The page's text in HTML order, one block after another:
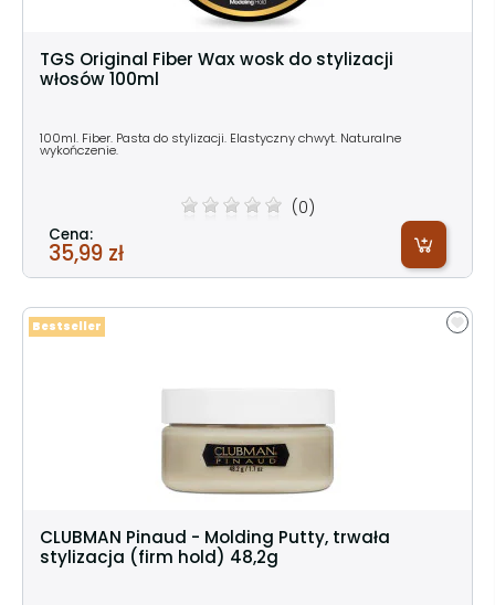
TGS Original Fiber Wax wosk do stylizacji
włosów 100ml
100ml. Fiber. Pasta do stylizacji. Elastyczny chwyt. Naturalne
wykończenie.
(0)
Cena:
35,99 zł
CLUBMAN Pinaud - Molding Putty, trwała
stylizacja (firm hold) 48,2g
Bestseller